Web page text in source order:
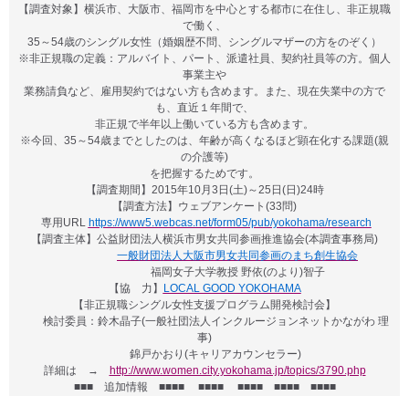
【調査対象】横浜市、大阪市、福岡市を中心とする都市に在住し、非正規職
で働く、
35～54歳のシングル女性 （婚姻歴不問、シングルマザーの方をのぞく）
※非正規職の定義：アルバイト、パート、派遣社員、契約社員等の方。個人
事業主や
業務請負など、雇用契約ではない方も含めます。また、現在失業中の方で
も、直近１年間で、
非正規で半年以上働いている方も含めます。
※今回、35～54歳までとしたのは、年齢が高くなるほど顕在化する課題(親
の介護等)
を把握するためです。
【調査期間】2015年10月3日(土)～25日(日)24時
【調査方法】ウェブアンケート(33問)
専用URL https://www5.webcas.net/form05/pub/yokohama/research
【調査主体】 公益財団法人横浜市男女共同参画推進協会(本調査事務局)
一般財団法人大阪市男女共同参画のまち創生協会
福岡女子大学教授 野依(のより)智子
【協 力】
LOCAL GOOD YOKOHAMA
【非正規職シングル女性支援プログラム開発検討会】
検討委員：鈴木晶子(一般社団法人インクルージョンネットかながわ 理
事)
錦戸かおり(キャリアカウンセラー)
詳細は →
http://www.women.city.yokohama.jp/topics/3790.php
■■■追加情報 ■■■■ ■■■■ ■■■■ ■■■■ ■■■■